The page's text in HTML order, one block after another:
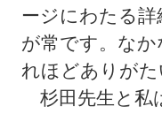
ージにわたる
が常です。な
れほどありが
杉田先生と私